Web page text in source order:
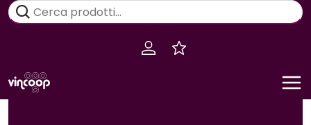
Salta
Cerca: